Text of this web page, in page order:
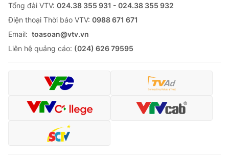
Tổng đài VTV: 024.38 355 931 - 024.38 355 932
Ðiện thoại Thời báo VTV: 0988 671 671
Email: toasoan@vtv.vn
Liên hệ quảng cáo: (024) 626 79595